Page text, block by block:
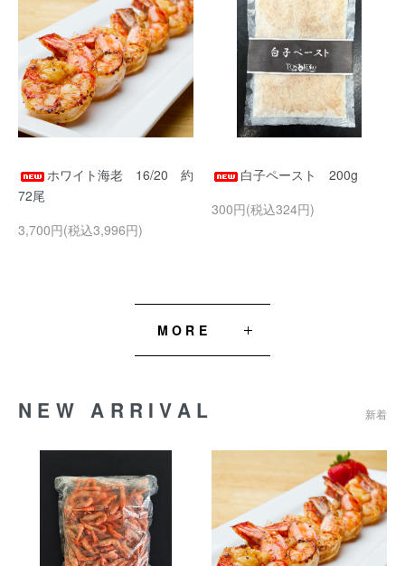
ホワイト海老 16/20 約
72尾
3,700円(税込3,996円)
白子ペースト 200g
300円(税込324円)
MORE
NEW ARRIVAL 新着